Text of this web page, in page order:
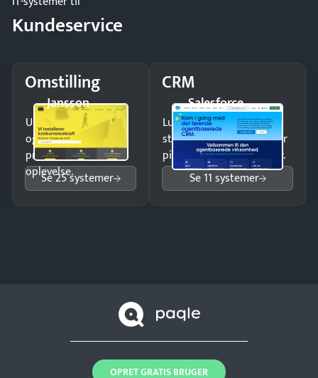
Kundeservice
Omstilling
Jansson
Undgå tabte opkald
og giv kunderne en
professionel
oplevelse.
Se 25 systemer
CRM
Salesforce
Luk flere salg med et
struktureret overblik over
pipeline og opfølgninger.
Se 11 systemer
OPRET GRATIS BRUGER